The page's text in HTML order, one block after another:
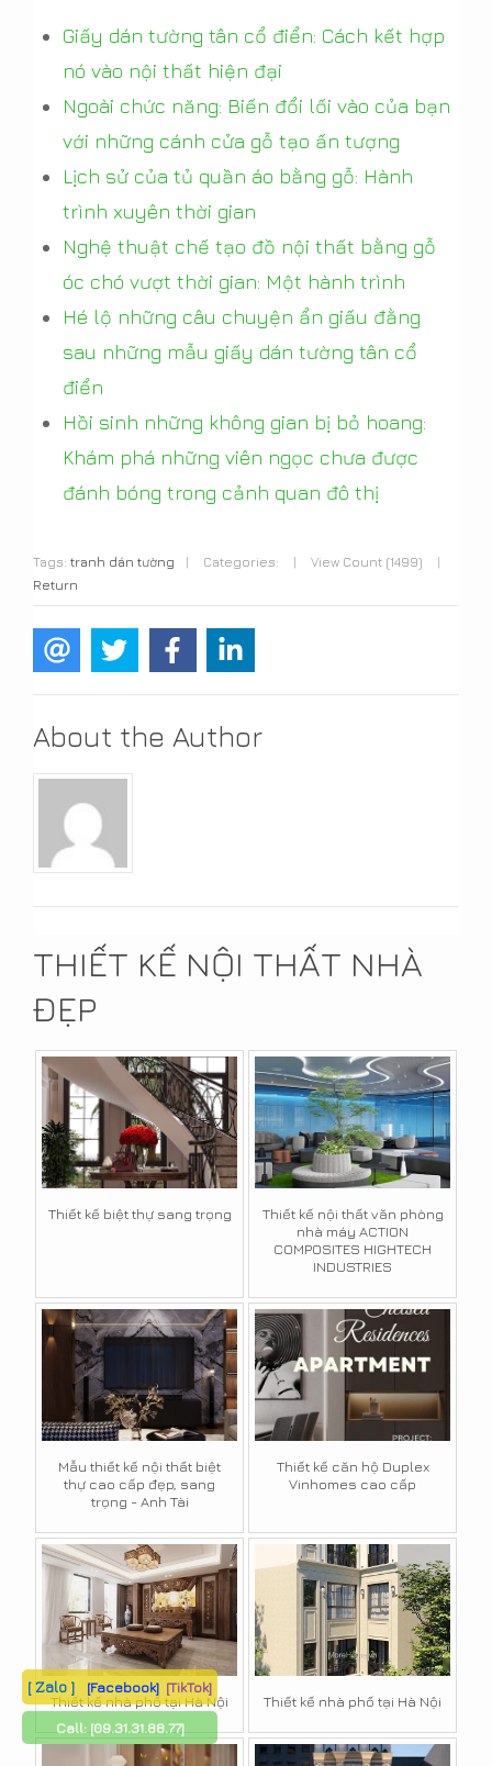
Giấy dán tường tân cổ điển: Cách kết hợp
nó vào nội thất hiện đại
Ngoài chức năng: Biến đổi lối vào của bạn
với những cánh cửa gỗ tạo ấn tượng
Lịch sử của tủ quần áo bằng gỗ: Hành
trình xuyên thời gian
Nghệ thuật chế tạo đồ nội thất bằng gỗ
óc chó vượt thời gian: Một hành trình
Hé lộ những câu chuyện ẩn giấu đằng
sau những mẫu giấy dán tường tân cổ
điển
Hồi sinh những không gian bị bỏ hoang:
Khám phá những viên ngọc chưa được
đánh bóng trong cảnh quan đô thị
Tags: tranh dán tường | Categories: | View Count (1499)
|
Return
About the Author
THIẾT KẾ NỘI THẤT NHÀ
ĐẸP
Thiết kế biệt thự sang trọng
Thiết kế nội thất văn phòng
nhà máy ACTION
COMPOSITES HIGHTECH
INDUSTRIES
Mẫu thiết kế nội thất biệt
thự cao cấp đẹp, sang
trọng - Anh Tài
Thiết kế căn hộ Duplex
Vinhomes cao cấp
Thiết kế nhà phố tại Hà Nội Thiết kế nhà phố tại Hà Nội
[ Zalo ] [Facebook] [TikTok]
Call: [09.31.31.88.77]